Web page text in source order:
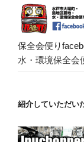
保全会便り
水・環境保全会
紹介していただい